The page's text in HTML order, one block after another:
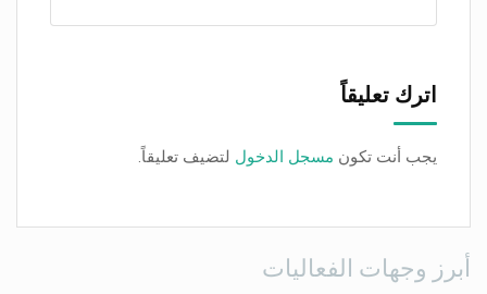
اترك تعليقاً
يجب أنت تكون مسجل الدخول لتضيف تعليقاً.
أبرز وجهات الفعاليات